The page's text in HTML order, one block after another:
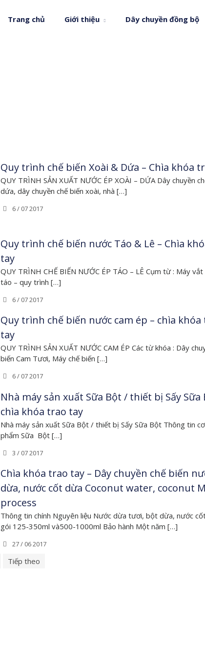
Trang chủ Giới thiệu Dây chuyền đồng bộ
Quy trình chế biến Xoài & Dứa – Chìa khóa
QUY TRÌNH SẢN XUẤT NƯỚC ÉP XOÀI – DỨA Dây chuyền
dứa, dây chuyền chế biến xoài, nhà […]
6 / 07 2017
Quy trình chế biến nước Táo & Lê – Chìa
tay
QUY TRÌNH CHẾ BIẾN NƯỚC ÉP TÁO – LÊ Cụm từ : Máy
táo – quy trình […]
6 / 07 2017
Quy trình chế biến nước cam ép – chìa khóa
tay
QUY TRÌNH SẢN XUẤT NƯỚC CAM ÉP Các từ khóa : Dây
biến Cam Tươi, Máy chế biến […]
6 / 07 2017
Nhà máy sản xuất Sữa Bột / thiết bị Sấy Sữa
chìa khóa trao tay
Nhà máy sản xuất Sữa Bột / thiết bị Sấy Sữa Bột Thông tin cơ
phẩm Sữa Bột […]
3 / 07 2017
Chìa khóa trao tay – Dây chuyền chế biến
dừa, nước cốt dừa Coconut water, coconut
process
Thông tin chính Nguyên liệu Nước dừa tươi, bột dừa, nước
gói 125-350ml và500-1000ml Bảo hành Một năm […]
27 / 06 2017
Tiếp theo